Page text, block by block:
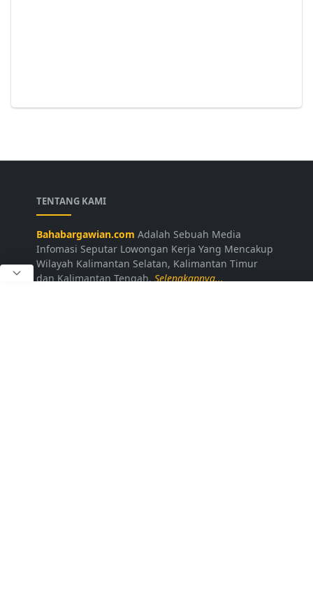
TENTANG KAMI
Bahabargawian.com Adalah Sebuah Media
Infomasi Seputar Lowongan Kerja Yang Mencakup
Wilayah Kalimantan Selatan, Kalimantan Timur
dan Kalimantan Tengah.Selengkapnya...